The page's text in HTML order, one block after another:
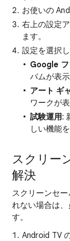
お使いの
右上の設定
ます。
設定を選択し
Google フ
バムが表
アート ギ
ワークが
試験運用:
しい機能
スクリー
解決
スクリーンセ
れない場合は
す。
Android TV